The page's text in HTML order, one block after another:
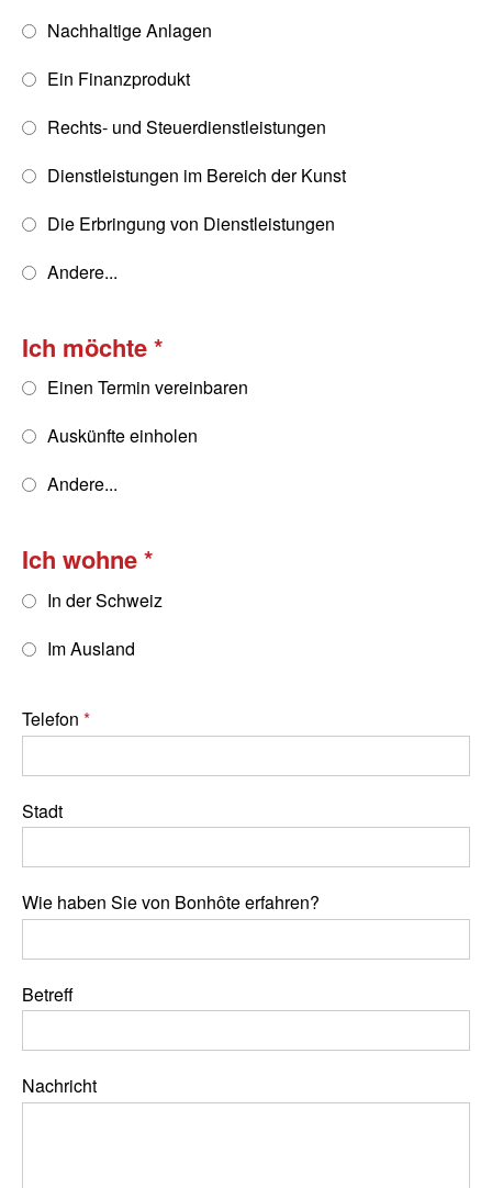
Nachhaltige Anlagen
Ein Finanzprodukt
Rechts- und Steuerdienstleistungen
Dienstleistungen im Bereich der Kunst
Die Erbringung von Dienstleistungen
Andere...
Ich möchte
Einen Termin vereinbaren
Auskünfte einholen
Andere...
Ich wohne
In der Schweiz
Im Ausland
Telefon
Stadt
Wie haben Sie von Bonhôte erfahren?
Betreff
Nachricht